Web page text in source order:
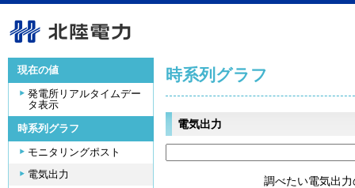
現在の値
発電所リアルタイムデー
タ表示
時系列グラフ
モニタリングポスト
電気出力
時系列グラフ
電気出力
調べたい電気出